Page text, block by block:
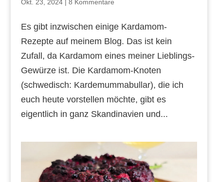
Okt. 23, 2024| 8 Kommentare
Es gibt inzwischen einige Kardamom-
Rezepte auf meinem Blog. Das ist kein
Zufall, da Kardamom eines meiner Lieblings-
Gewürze ist. Die Kardamom-Knoten
(schwedisch: Kardemummabullar), die ich
euch heute vorstellen möchte, gibt es
eigentlich in ganz Skandinavien und...